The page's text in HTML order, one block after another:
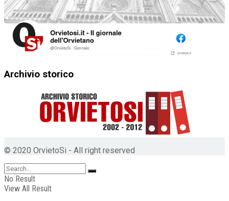
Archivio storico
© 2020 OrvietoSi - All right reserved
No Result
View All Result